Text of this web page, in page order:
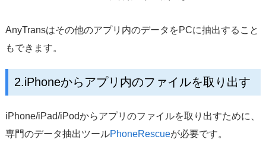
AnyTransはその他のアプリ内のデータをPCに抽出すること
もできます。
2.iPhoneからアプリ内のファイルを取り出す
iPhone/iPad/iPodからアプリのファイルを取り出すために、
専門のデータ抽出ツールPhoneRescueが必要です。